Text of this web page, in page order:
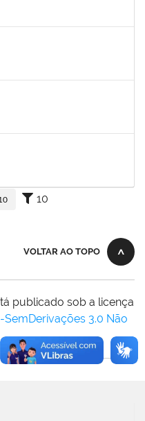
10
VOLTAR AO TOPO
publicado sob a licença
3.0 Não